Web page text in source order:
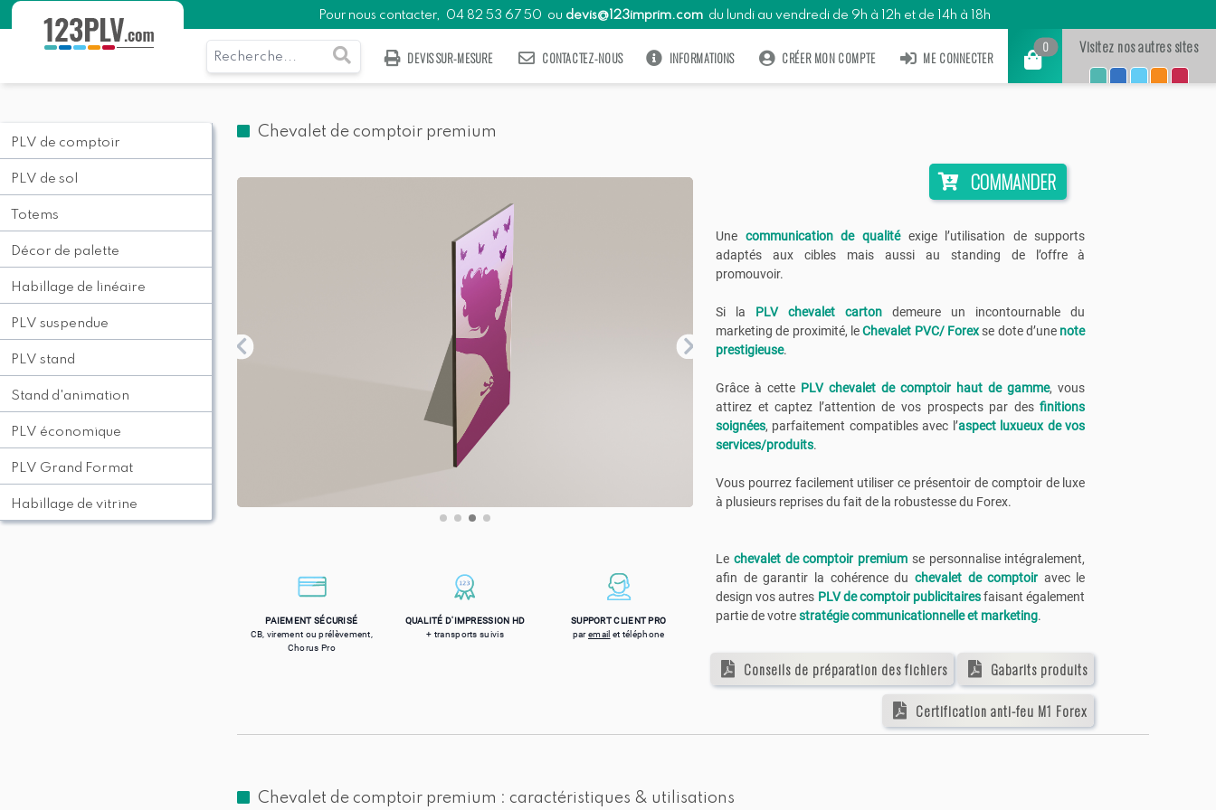
Pour nous contacter, 04 82 53 67 50 ou devis@123imprim.com du lundi au vendredi de 9h à 12h et de 14h à 18h
DEVIS SUR-MESURE CONTACTEZ-NOUS INFORMATIONS CRÉER MON COMPTE ME CONNECTER
0 Visitez nos autres sites
PLV de comptoir
PLV de sol
Totems
Décor de palette
Habillage de linéaire
PLV suspendue
PLV stand
Stand d'animation
PLV économique
PLV Grand Format
Habillage de vitrine
Chevalet de comptoir premium
PAIEMENT SÉCURISÉ
CB, virement ou prélèvement,
Chorus Pro
QUALITÉ D'IMPRESSION HD
+ transports suivis
SUPPORT CLIENT PRO
paremail et téléphone
COMMANDER
Une communication de qualitéexige l’utilisation de supports
adaptés aux cibles mais aussi au standing de l’offre à
promouvoir.
Si la PLV chevalet cartondemeure un incontournable du
marketing de proximité, leChevalet PVC/ Forexse dote d’une note
prestigieuse.
Grâce à cette PLV chevalet de comptoir haut de gamme, vous
attirez et captez l’attention de vos prospects par desfinitions
soignées, parfaitement compatibles avec l’aspect luxueux de vos
services/produits.
Vous pourrez facilement utiliser ce présentoir de comptoir de luxe
à plusieurs reprises du fait de la robustesse du Forex.
Le chevaletde comptoir premium se personnalise intégralement,
afin de garantir la cohérence du chevalet de comptoiravec le
design vos autres PLV de comptoir publicitairesfaisant également
partie de votrestratégie communicationnelle et marketing.
Conseils de préparation des fichiers Gabarits produits
Certification anti-feu M1 Forex
Chevalet de comptoir premium : caractéristiques & utilisations